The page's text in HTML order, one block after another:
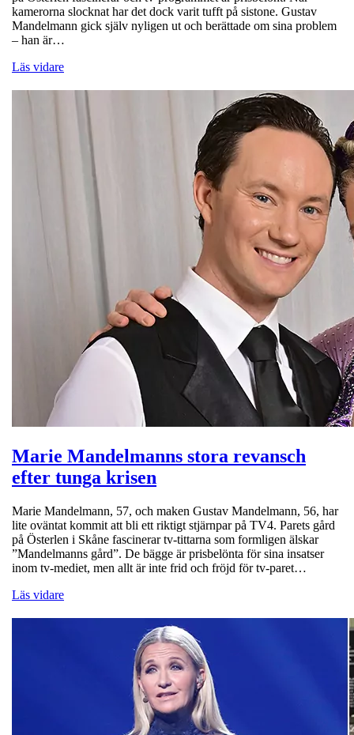
kamerorna slocknat har det dock varit tufft på sistone. Gustav
Mandelmann gick själv nyligen ut och berättade om sina problem
– han är…
Läs vidare
Marie Mandelmanns stora revansch
efter tunga krisen
Marie Mandelmann, 57, och maken Gustav Mandelmann, 56, har
lite oväntat kommit att bli ett riktigt stjärnpar på TV4. Parets gård
på Österlen i Skåne fascinerar tv-tittarna som formligen älskar
”Mandelmanns gård”. De bägge är prisbelönta för sina insatser
inom tv-mediet, men allt är inte frid och fröjd för tv-paret…
Läs vidare